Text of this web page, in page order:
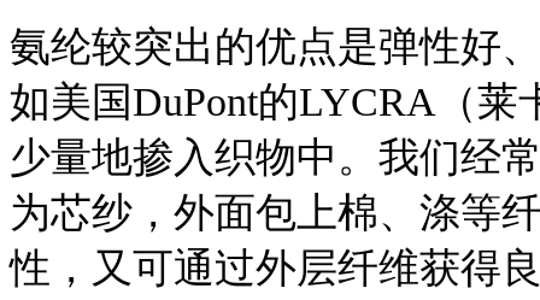
氨纶较突出的优点是弹性好
如美国DuPont的LYCRA（
少量地掺入织物中。我们经
为芯纱，外面包上棉、涤等
性，又可通过外层纤维获得